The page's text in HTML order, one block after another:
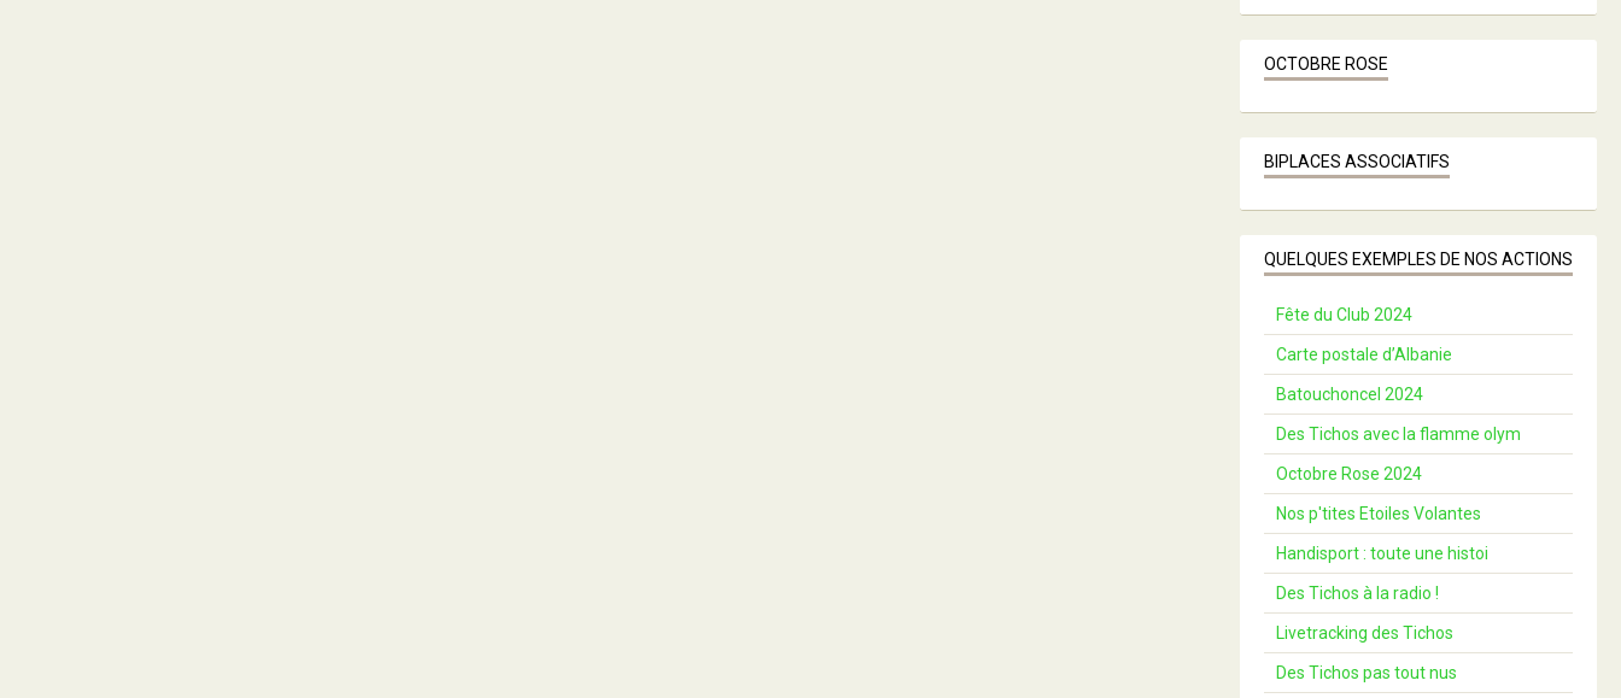
OCTOBRE ROSE
BIPLACES ASSOCIATIFS
QUELQUES EXEMPLES DE NOS ACTIONS
Fête du Club 2024
Carte postale d’Albanie
Batouchoncel 2024
Des Tichos avec la flamme olym
Octobre Rose 2024
Nos p'tites Etoiles Volantes
Handisport : toute une histoi
Des Tichos à la radio !
Livetracking des Tichos
Des Tichos pas tout nus